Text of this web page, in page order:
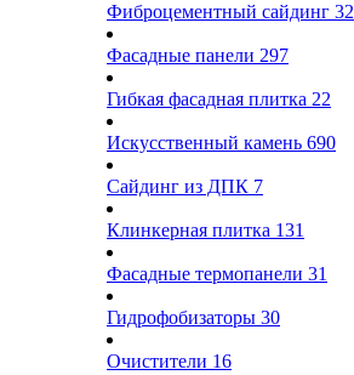
Фиброцементный сайдинг 32
Фасадные панели 297
Гибкая фасадная плитка 22
Искусственный камень 690
Сайдинг из ДПК 7
Клинкерная плитка 131
Фасадные термопанели 31
Гидрофобизаторы 30
Очистители 16